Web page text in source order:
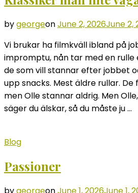
bygeorgeonJune 2, 2026June 2,
Vi brukar ha filmkväll ibland på
impromptu, nån tar med en rulle
de som vill stannar efter jobbet
upp snacks. Mest äldre rullar.
men Olle stannar aldrig. Men
säger du älskar, så du måste ju …
Blog
Passioner